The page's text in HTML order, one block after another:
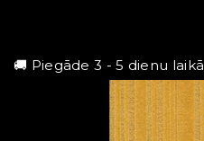
🚚 Piegāde 3 - 5 dienu laikā